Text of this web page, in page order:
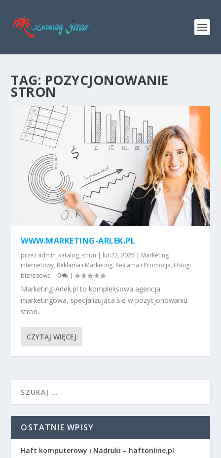
TAG: POZYCJONOWANIE
STRON
WWW.MARKETING-ARLEK.PL
przez admin_katalog_stron | lut 22, 2025 | Marketing
internetowy, Reklama i Marketing, Reklama i Promocja, Usługi
biznesowe | 0 |
Marketing-Arlek.pl to kompleksowa agencja
marketingowa, specjalizująca się w pozycjonowaniu
stron...
CZYTAJ WIĘCEJ
OSTATNIE WPISY
Haft komputerowy i Nadruki – haftonline.pl